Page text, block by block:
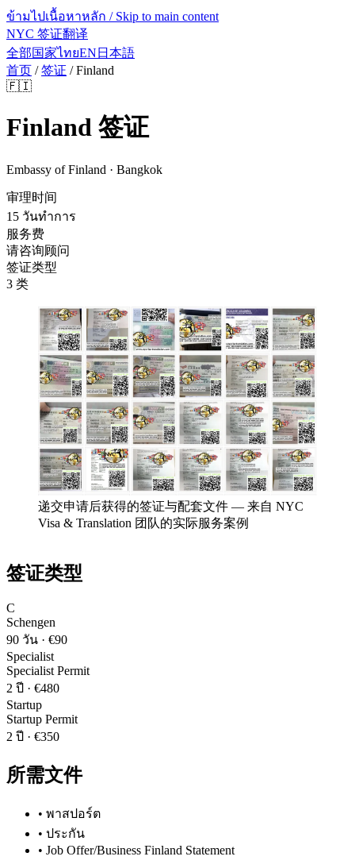
ข้ามไปเนื้อหาหลัก / Skip to main content
NYC 签证翻译
全部国家ไทยEN 日本語
首页 /签证 /Finland
🇫🇮
Finland 签证
Embassy of Finland · Bangkok
审理时间
15 วันทำการ
服务费
请咨询顾问
签证类型
3 类
递交申请后获得的签证与配套文件 — 来自 NYC
Visa & Translation 团队的实际服务案例
签证类型
C
Schengen
90 วัน · €90
Specialist
Specialist Permit
2 ปี · €480
Startup
Startup Permit
2 ปี · €350
所需文件
• พาสปอร์ต
• ประกัน
• Job Offer/Business Finland Statement